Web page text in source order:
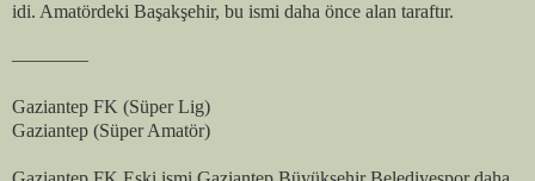
idi. Amatördeki Başakşehir, bu ismi daha önce alan taraftır.
————
Gaziantep FK (Süper Lig)
Gaziantep (Süper Amatör)